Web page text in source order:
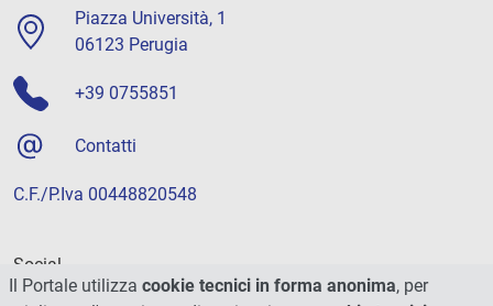
Piazza Università, 1
06123 Perugia
+39 0755851
Contatti
C.F./P.Iva 00448820548
Social
Il Portale utilizza cookie tecnici in forma anonima, per